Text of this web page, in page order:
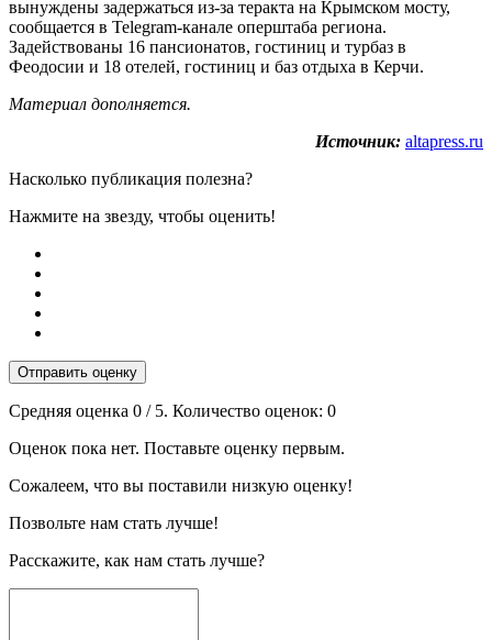
вынуждены задержаться из-за теракта на Крымском мосту,
сообщается в Telegram-канале оперштаба региона.
Задействованы 16 пансионатов, гостиниц и турбаз в
Феодосии и 18 отелей, гостиниц и баз отдыха в Керчи.
Материал дополняется.
Источник: altapress.ru
Насколько публикация полезна?
Нажмите на звезду, чтобы оценить!
Отправить оценку
Средняя оценка 0 / 5. Количество оценок: 0
Оценок пока нет. Поставьте оценку первым.
Сожалеем, что вы поставили низкую оценку!
Позвольте нам стать лучше!
Расскажите, как нам стать лучше?